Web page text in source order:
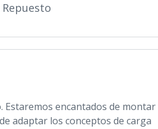
Repuesto
encantados de montar
adaptar los conceptos de carga